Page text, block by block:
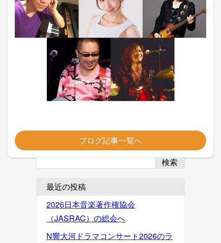
ブログ記事一覧へ
検索
最近の投稿
2026日本音楽著作権協会
（JASRAC）の総会へ
N響大河ドラマコンサート2026のラ